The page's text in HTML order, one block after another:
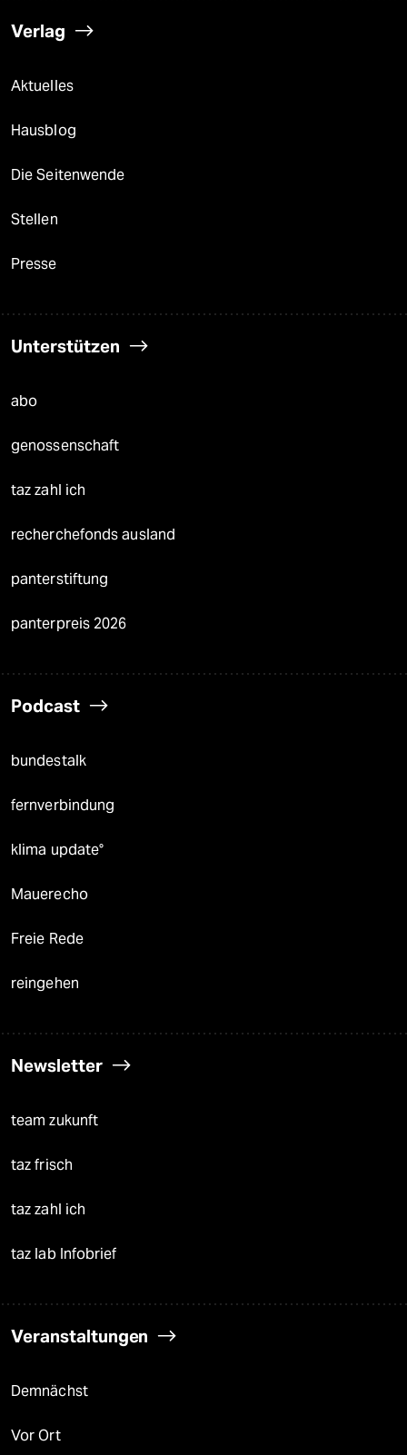
Verlag
Aktuelles
Hausblog
Die Seitenwende
Stellen
Presse
Unterstützen
abo
genossenschaft
taz zahl ich
recherchefonds ausland
panterstiftung
panterpreis 2026
Podcast
bundestalk
fernverbindung
klima update°
Mauerecho
Freie Rede
reingehen
Newsletter
team zukunft
taz frisch
taz zahl ich
taz lab Infobrief
Veranstaltungen
Demnächst
Vor Ort